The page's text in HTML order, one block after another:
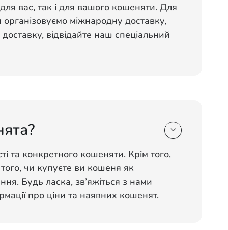
вас, так і для вашого кошеняти. Для
міжнародну доставку,
відвідайте наш спеціальний

та конкретного кошеняти. Крім того,
чи купуєте ви кошеня як
Будь ласка, зв’яжіться з нами
про ціни та наявних кошенят.